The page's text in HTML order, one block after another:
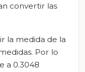
convertir las
la medida de la
Por lo
a 0.3048